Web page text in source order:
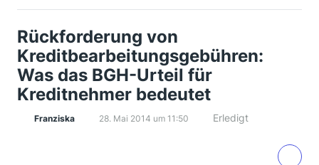
Rückforderung von
Kreditbearbeitungsgebühren:
Was das BGH-Urteil für
Kreditnehmer bedeutet
Franziska 28. Mai 2014 um 11:50 Erledigt